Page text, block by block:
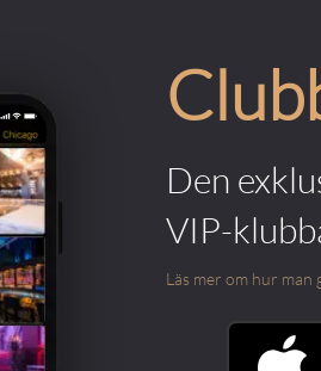
Den
VIP-
Läs mer om hur man